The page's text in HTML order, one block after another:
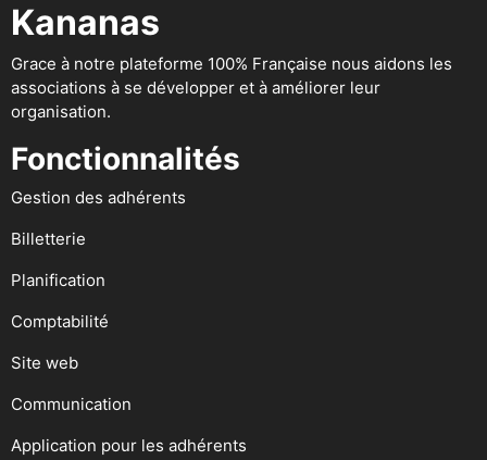
Kananas
Grace à notre plateforme 100% Française nous aidons les
associations à se développer et à améliorer leur
organisation.
Fonctionnalités
Gestion des adhérents
Billetterie
Planification
Comptabilité
Site web
Communication
Application pour les adhérents